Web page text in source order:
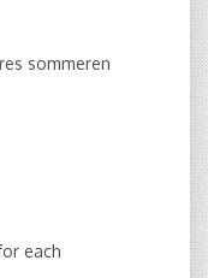
sommeren
each